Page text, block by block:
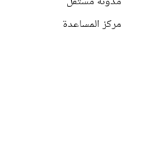
مركز المساعدة